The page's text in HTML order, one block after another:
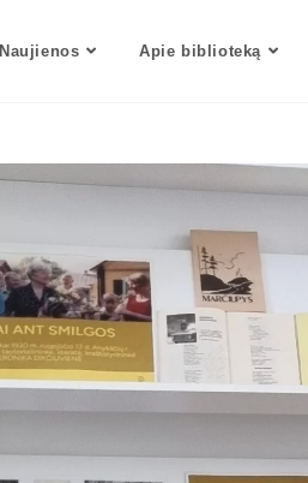
Naujienos Apie biblioteką